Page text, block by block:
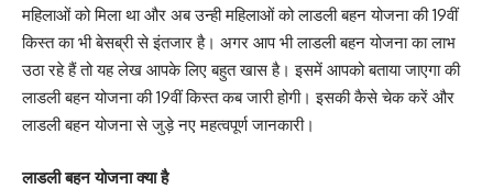
महिलाओं को मिला था और अब उन्ही महिलाओं को लाडली बहन योजना की 19वीं
किस्त का भी बेसब्री से इंतजार है। अगर आप भी लाडली बहन योजना का लाभ
उठा रहे हैं तो यह लेख आपके लिए बहुत खास है। इसमें आपको बताया जाएगा की
लाडली बहन योजना की 19वीं किस्त कब जारी होगी। इसकी कैसे चेक करें और
लाडली बहन योजना से जुड़े नए महत्वपूर्ण जानकारी।
लाडली बहन योजना क्या है